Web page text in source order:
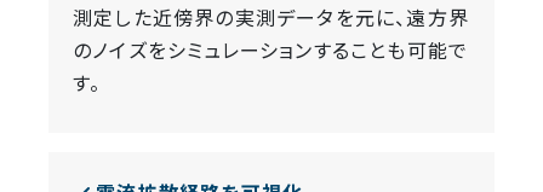
測定した近傍界の実測データを元に、遠方界
のノイズをシミュレーションすることも可能で
す。